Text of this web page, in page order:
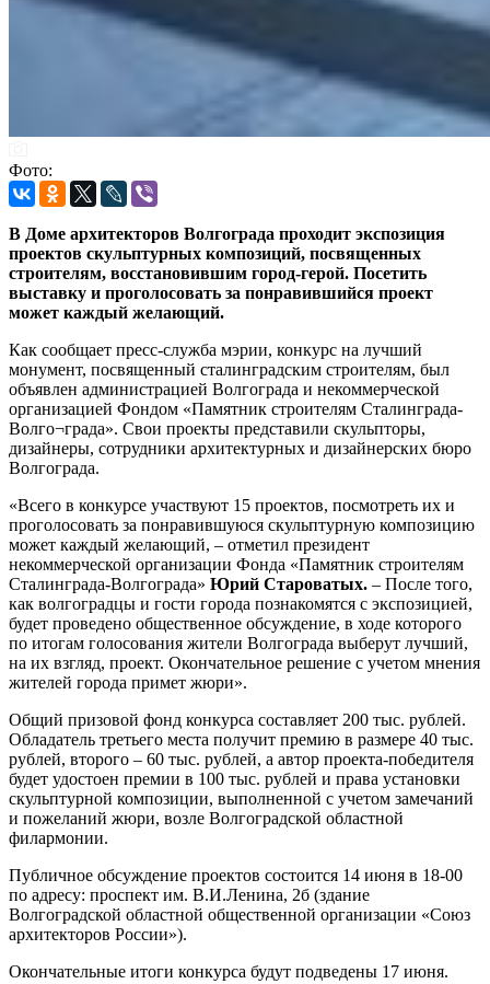
Фото:
В Доме архитекторов Волгограда проходит экспозиция
проектов скульптурных композиций, посвященных
строителям, восстановившим город-герой. Посетить
выставку и проголосовать за понравившийся проект
может каждый желающий.
Как сообщает пресс-служба мэрии, конкурс на лучший
монумент, посвященный сталинградским строителям, был
объявлен администрацией Волгограда и некоммерческой
организацией Фондом «Памятник строителям Сталинграда-
Волго¬града». Свои проекты представили скульпторы,
дизайнеры, сотрудники архитектурных и дизайнерских бюро
Волгограда.
«Всего в конкурсе участвуют 15 проектов, посмотреть их и
проголосовать за понравившуюся скульптурную композицию
может каждый желающий, – отметил президент
некоммерческой организации Фонда «Памятник строителям
Сталинграда-Волгограда» Юрий Староватых. – После того,
как волгоградцы и гости города познакомятся с экспозицией,
будет проведено общественное обсуждение, в ходе которого
по итогам голосования жители Волгограда выберут лучший,
на их взгляд, проект. Окончательное решение с учетом мнения
жителей города примет жюри».
Общий призовой фонд конкурса составляет 200 тыс. рублей.
Обладатель третьего места получит премию в размере 40 тыс.
рублей, второго – 60 тыс. рублей, а автор проекта-победителя
будет удостоен премии в 100 тыс. рублей и права установки
скульптурной композиции, выполненной с учетом замечаний
и пожеланий жюри, возле Волгоградской областной
филармонии.
Публичное обсуждение проектов состоится 14 июня в 18-00
по адресу: проспект им. В.И.Ленина, 2б (здание
Волгоградской областной общественной организации «Союз
архитекторов России»).
Окончательные итоги конкурса будут подведены 17 июня.